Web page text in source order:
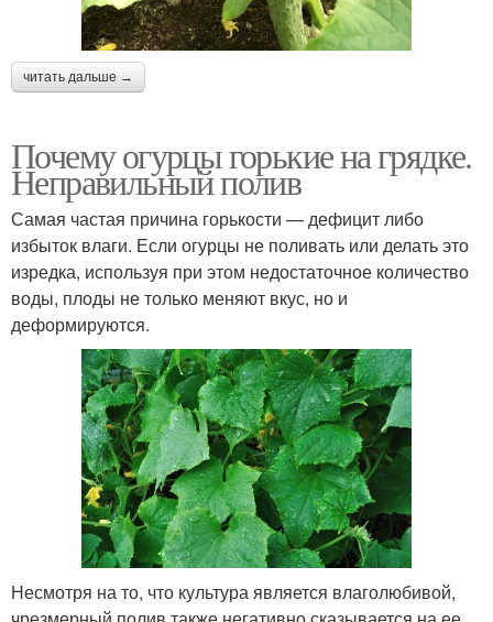
читать дальше →
Почему огурцы горькие на грядке.
Неправильный полив
Самая частая причина горькости — дефицит либо
избыток влаги. Если огурцы не поливать или делать это
изредка, используя при этом недостаточное количество
воды, плоды не только меняют вкус, но и
деформируются.
Несмотря на то, что культура является влаголюбивой,